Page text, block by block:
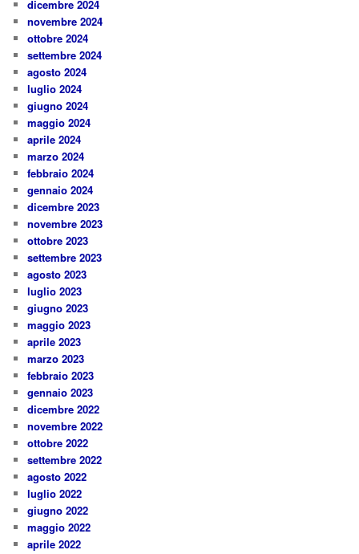
dicembre 2024
novembre 2024
ottobre 2024
settembre 2024
agosto 2024
luglio 2024
giugno 2024
maggio 2024
aprile 2024
marzo 2024
febbraio 2024
gennaio 2024
dicembre 2023
novembre 2023
ottobre 2023
settembre 2023
agosto 2023
luglio 2023
giugno 2023
maggio 2023
aprile 2023
marzo 2023
febbraio 2023
gennaio 2023
dicembre 2022
novembre 2022
ottobre 2022
settembre 2022
agosto 2022
luglio 2022
giugno 2022
maggio 2022
aprile 2022